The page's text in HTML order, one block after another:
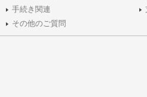
手続き関連
その他のご質問